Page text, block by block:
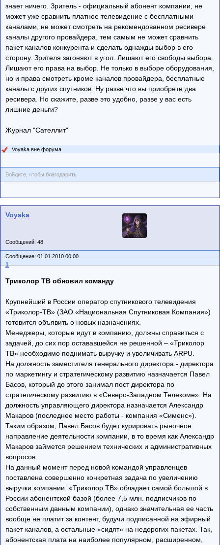
знает ничего. Зритель - официальный абонент компании, не
может уже сравнить платное телевидение с бесплатными
каналами, не может смотреть на рекомендованном ресивере
каналы другого провайдера, тем самым не может сравнить
пакет каналов конкурента и сделать однажды выбор в его
сторону. Зрителя загоняют в угол. Лишают его свободы выбора.
Лишают его права на выбор. Не только в выборе оборудования,
но и права смотреть кроме каналов провайдера, бесплатные
каналы с других спутников. Ну разве что вы приобрете два
ресивера. Но скажите, разве это удобно, разве у вас есть
лишние деньги?
Журнал "Сателлит"
Voyaka вне форума
Войдите, чтобы благодарить
Voyaka
Сообщений: 48
Сообщение: 01.01.2010 00:00
1
Триколор ТВ обновил команду
Крупнейший в России оператор спутникового телевидения
«Триколор-ТВ» (ЗАО «Национальная Спутниковая Компания»)
готовится объявить о новых назначениях.
Менеджеры, которые идут в компанию, должны справиться с
задачей, до сих пор остававшейся не решенной – «Триколор
ТВ» необходимо поднимать выручку и увеличивать ARPU.
На должность заместителя генерального директора - директора
по маркетингу и стратегическому развитию назначается Павел
Басов, который до этого занимал пост директора по
стратегическому развитию в «Северо-Западном Телекоме». На
должность управляющего директора назначается Александр
Макаров (последнее место работы - компания «Сименс»).
Таким образом, Павел Басов будет курировать рыночное
направление деятельности компании, в то время как Александр
Макаров займется решением технических и административных
вопросов.
На данный момент перед новой командой управленцев
поставлена совершенно конкретная задача по увеличению
выручки компании. «Триколор ТВ» обладает самой большой в
России абонентской базой (более 7,5 млн. подписчиков по
собственным данным компании), однако значительная ее часть
вообще не платит за контент, будучи подписанной на эфирный
пакет каналов, а остальные «сидят» на недорогих пакетах. Так,
абонентская плата на наиболее популярном, расширенном,